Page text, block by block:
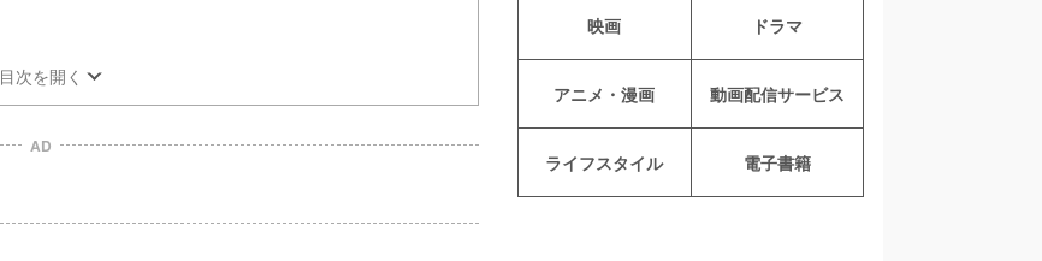
目次を開く
AD
映画 ドラマ
アニメ・漫画 動画配信サービス
ライフスタイル 電子書籍